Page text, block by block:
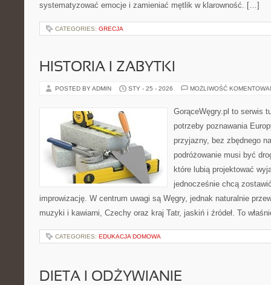
systematyzować emocje i zamieniać mętlik w klarowność. […]
CATEGORIES: GRECJA
HISTORIA I ZABYTKI
POSTED BY ADMIN STY - 25 - 2026 MOŻLIWOŚĆ
GorąceWęgry.pl to serwis
potrzeby poznawania
przyjazny, bez zbędnego
podróżowanie musi być
które lubią projektować
jednocześnie chcą
improwizację. W centrum uwagi są Węgry, jednak naturalnie
muzyki i kawiarni, Czechy oraz kraj Tatr, jaskiń i źródeł. To
CATEGORIES: EDUKACJA DOMOWA
DIETA I ODŻYWIANIE